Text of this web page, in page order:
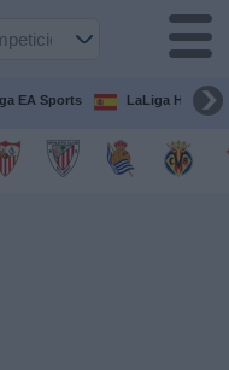
EA Sports LaLiga